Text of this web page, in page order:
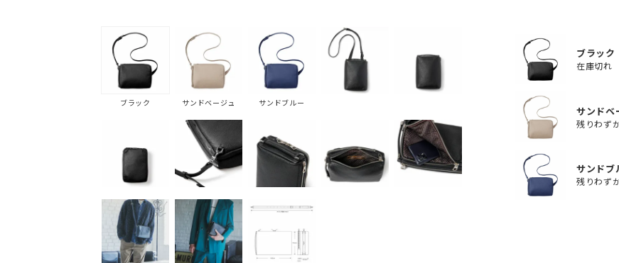
ブラック サンドベージュ サンドブルー
ブラック
在庫切れ
サンドベ
残りわず
サンドブ
残りわず